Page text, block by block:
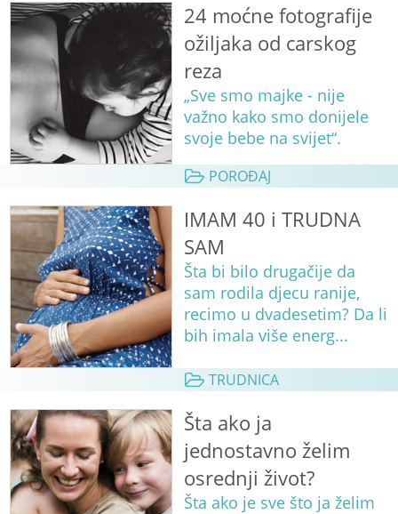
24 moćne fotografije
ožiljaka od carskog
reza
„Sve smo majke - nije
važno kako smo donijele
svoje bebe na svijet“.
POROĐAJ
IMAM 40 i TRUDNA
SAM
Šta bi bilo drugačije da
sam rodila djecu ranije,
recimo u dvadesetim? Da li
bih imala više energ...
TRUDNICA
Šta ako ja
jednostavno želim
osrednji život?
Šta ako je sve što ja želim